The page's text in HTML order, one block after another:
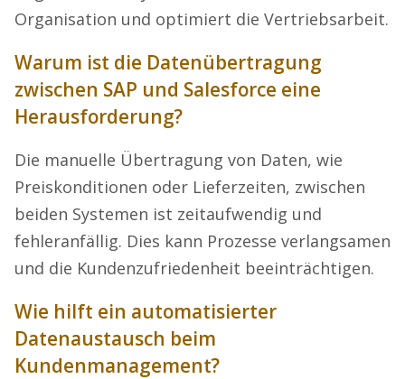
Organisation und optimiert die Vertriebsarbeit.
Warum ist die Datenübertragung
zwischen SAP und Salesforce eine
Herausforderung?
Die manuelle Übertragung von Daten, wie
Preiskonditionen oder Lieferzeiten, zwischen
beiden Systemen ist zeitaufwendig und
fehleranfällig. Dies kann Prozesse verlangsamen
und die Kundenzufriedenheit beeinträchtigen.
Wie hilft ein automatisierter
Datenaustausch beim
Kundenmanagement?